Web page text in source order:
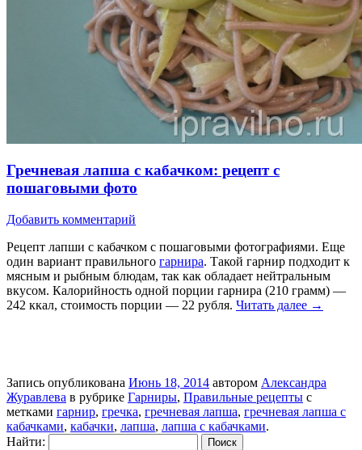
Гречневая лапша с кабачком: рецепт с
пошаговыми фото
Добавить комментарий
Рецепт лапши с кабачком с пошаговыми фотографиями. Еще
один вариант правильного гарнира. Такой гарнир подходит к
мясным и рыбным блюдам, так как обладает нейтральным
вкусом. Калорийность одной порции гарнира (210 грамм) —
242 ккал, стоимость порции — 22 рубля. Читать далее →
Запись опубликована Июнь 18, 2014 автором Александра
Журавлева в рубрике Гарниры, Правильные рецепты с
метками гарнир, гречка, гречневая лапша, гречневая лапша с
кабачками, кабачки, лапша, лапша с кабачками.
Найти: